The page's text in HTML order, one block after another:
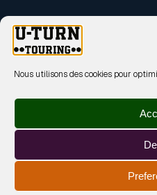
Nous utilisons des cookies pour